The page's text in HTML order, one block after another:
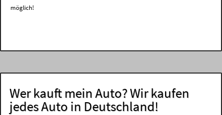
möglich!
Wer kauft mein Auto? Wir kaufen
jedes Auto in Deutschland!